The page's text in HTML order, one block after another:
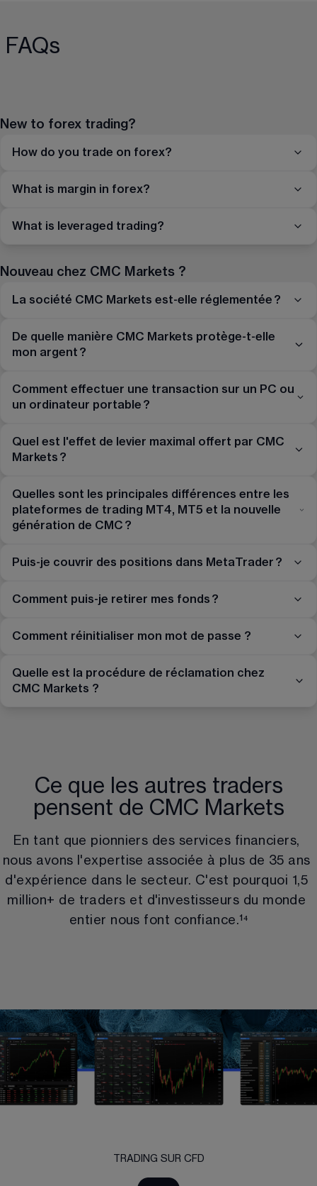
FAQs
New to forex trading?
How do you trade on forex?
What is margin in forex?
What is leveraged trading?
Nouveau chez CMC Markets ?
La société CMC Markets est-elle réglementée ?
De quelle manière CMC Markets protège-t-elle
mon argent ?
Comment effectuer une transaction sur un PC ou
un ordinateur portable ?
Quel est l'effet de levier maximal offert par CMC
Markets ?
Quelles sont les principales différences entre les
plateformes de trading MT4, MT5 et la nouvelle
génération de CMC ?
Puis-je couvrir des positions dans MetaTrader ?
Comment puis-je retirer mes fonds ?
Comment réinitialiser mon mot de passe ?
Quelle est la procédure de réclamation chez
CMC Markets ?
Ce que les autres traders
pensent de CMC Markets
En tant que pionniers des services financiers,
nous avons l'expertise associée à plus de 35 ans
d'expérience dans le secteur. C'est pourquoi 1,5
million+ de traders et d'investisseurs du monde
entier nous font confiance.¹⁴
TRADING SUR CFD